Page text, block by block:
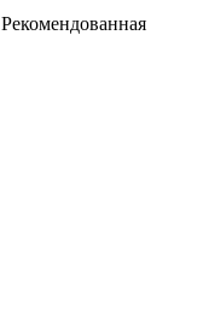
Рекомендованная